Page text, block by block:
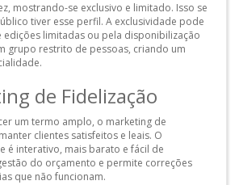
mostrando-se exclusivo e limitado. Isso se
tiver esse perfil. A exclusividade pode
limitadas ou pela disponibilização
grupo restrito de pessoas, criando um
de Fidelização
um termo amplo, o marketing de
clientes satisfeitos e leais. O
é interativo, mais barato e fácil de
do orçamento e permite correções
que não funcionam.